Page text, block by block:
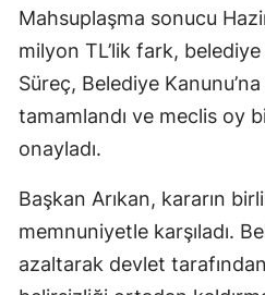
Mahsuplaşma sonucu
milyon TL’lik fark,
Süreç, Belediye
tamamlandı ve meclis oy
onayladı.
Başkan Arıkan, kararın
memnuniyetle karşıladı.
azaltarak devlet